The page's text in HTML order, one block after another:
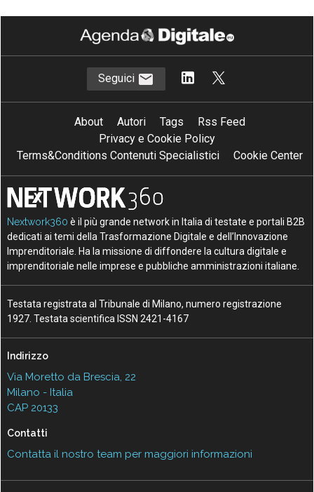
Seguici
About Autori Tags
Rss Feed
Privacy e Cookie Policy
Terms&Conditions Contenuti Specialistici
Cookie Center
Nextwork360 è il più grande network in Italia di testate e portali B2B
dedicati ai temi della Trasformazione Digitale e dell’Innovazione
Imprenditoriale. Ha la missione di diffondere la cultura digitale e
imprenditoriale nelle imprese e pubbliche amministrazioni italiane.
Testata registrata al Tribunale di Milano, numero registrazione
1927. Testata scientifica ISSN 2421-4167
Indirizzo
Via Moretto da Brescia, 22
Milano - Italia
CAP 20133
Contatti
Contatta il nostro team per maggiori informazioni